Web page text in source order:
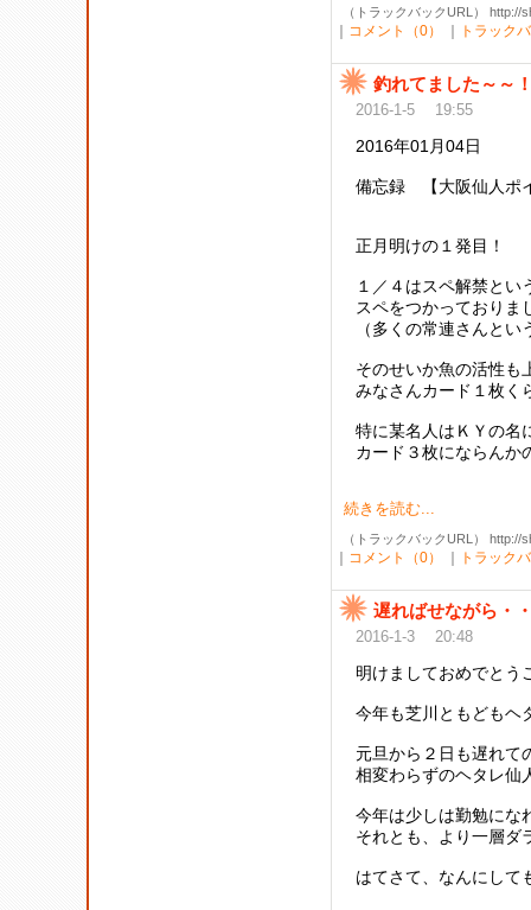
（トラックバックURL）
コメント（0） トラック
釣れてました～～
2016-1-5 19:55
2016年01月04日
備忘録 【大阪仙人
正月明けの１発目！
１／４はスペ解禁とい
スペをつかっておりま
（多くの常連さんと
そのせいか魚の活性も
みなさんカード１枚く
特に某名人はＫＹの名
カード３枚にならんか
続きを読む...
（トラックバックURL）
コメント（0） トラック
遅ればせながら・
2016-1-3 20:48
明けましておめでとう
今年も芝川ともどもヘ
元旦から２日も遅れて
相変わらずのヘタレ仙
今年は少しは勤勉にな
それとも、より一層ダ
はてさて、なんにして